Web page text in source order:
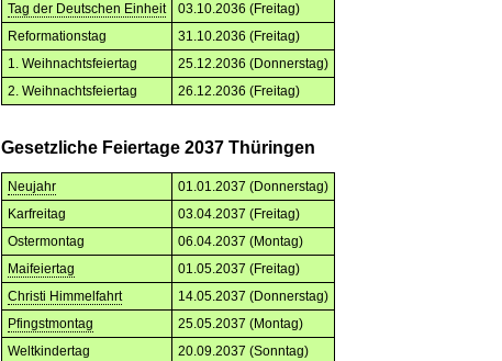
Tag der Deutschen Einheit
03.10.2036 (Freitag)
Reformationstag
31.10.2036 (Freitag)
1. Weihnachtsfeiertag
25.12.2036 (Donnerstag)
2. Weihnachtsfeiertag
26.12.2036 (Freitag)
Gesetzliche Feiertage 2037 Thüringen
Neujahr
01.01.2037 (Donnerstag)
Karfreitag
03.04.2037 (Freitag)
Ostermontag
06.04.2037 (Montag)
Maifeiertag
01.05.2037 (Freitag)
Christi Himmelfahrt
14.05.2037 (Donnerstag)
Pfingstmontag
25.05.2037 (Montag)
Weltkindertag
20.09.2037 (Sonntag)